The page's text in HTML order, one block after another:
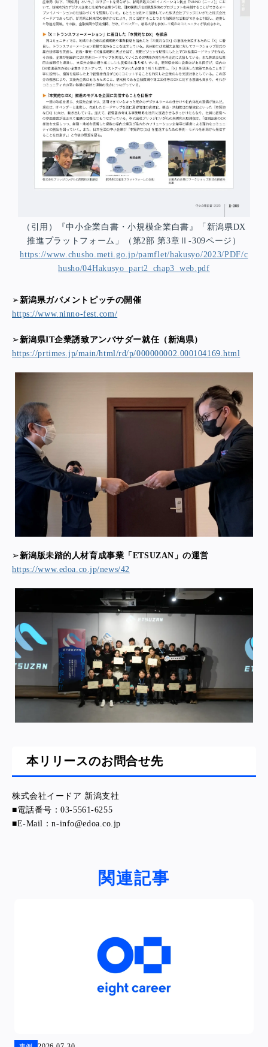
（引用）『中小企業白書・小規模企業白書』「新潟県DX
推進プラットフォーム」（第2部 第3章Ⅱ-309ページ）
https://www.chusho.meti.go.jp/pamflet/hakusyo/2023/PDF/c
husho/04Hakusyo_part2_chap3_web.pdf
➢ 新潟県ガバメントピッチの開催
https://www.ninno-fest.com/
➢ 新潟県IT企業誘致アンバサダー就任（新潟県）
https://prtimes.jp/main/html/rd/p/000000002.000104169.html
➢新潟版未踏的人材育成事業「ETSUZAN」の運営
https://www.edoa.co.jp/news/42
本リリースのお問合せ先
株式会社イードア 新潟支社
■電話番号：03-5561-6255
■E-Mail：n-info@edoa.co.jp
関連記事